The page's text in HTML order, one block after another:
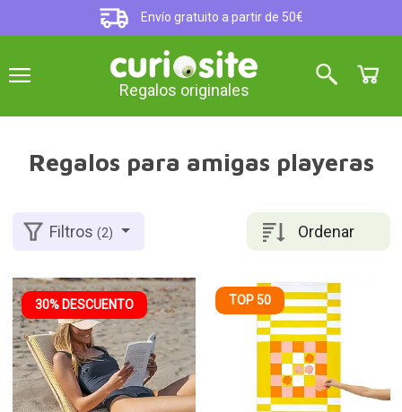
Envío gratuito a partir de 50€
Regalos originales
Regalos para amigas playeras
Ordenar
Filtros(2)
30% DESCUENTO TOP 50